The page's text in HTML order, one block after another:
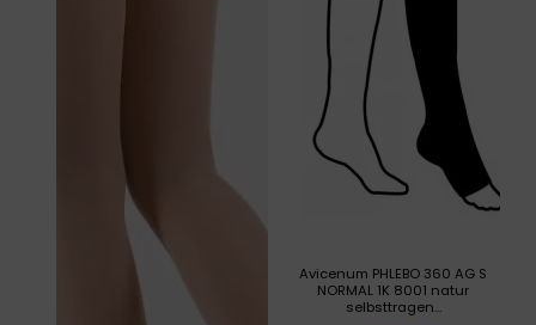
Avicenum PHLEBO 360 AG S
NORMAL 1K 8001 natur
selbsttragen...